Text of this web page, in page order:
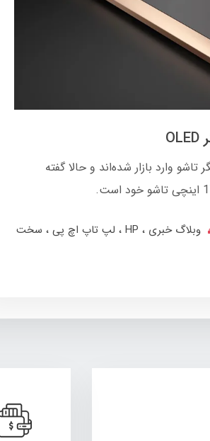
وارد بازار شده‌اند و حالا گفته
وبلاگ خبری HP لپ تاپ اچ پی
سخت